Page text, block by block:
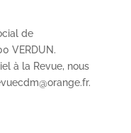
de
VERDUN.
à la Revue, nous